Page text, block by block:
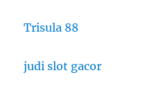
Trisula 88
judi slot gacor